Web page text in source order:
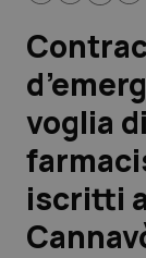
Scienza e
Studi e Analisi
Lettere al
Edizioni
voglia
iscritti